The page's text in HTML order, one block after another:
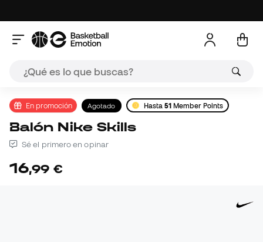
En promoción Agotado Hasta51 Member Points
Balón Nike Skills
Sé el primero en opinar
16,99 €